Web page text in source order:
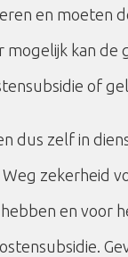
en moeten
mogelijk kan
of
dus zelf in
zekerheid
en voor